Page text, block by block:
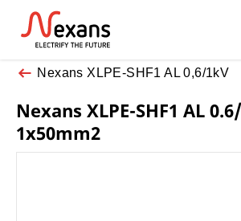
Nexans XLPE-SHF1 AL 0,6/1kV
Nexans XLPE-SHF1 AL
1x50mm2